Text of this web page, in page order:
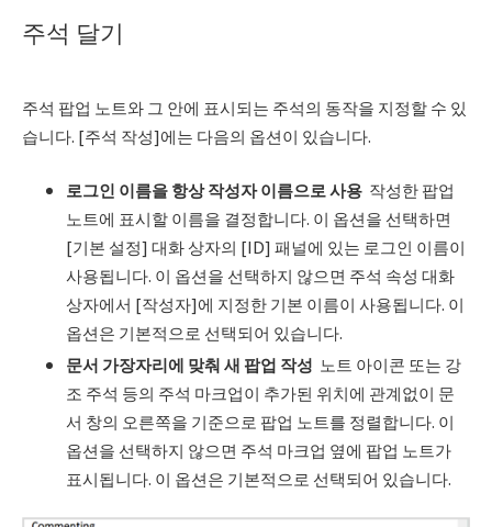
주석 달기
주석 팝업 노트와 그 안에 표시되는 주석의 동작을 지정할 수 있
습니다. [주석 작성]에는 다음의 옵션이 있습니다.
로그인 이름을 항상 작성자 이름으로 사용 작성한 팝업
노트에 표시할 이름을 결정합니다. 이 옵션을 선택하면
[기본 설정] 대화 상자의 [ID] 패널에 있는 로그인 이름이
사용됩니다. 이 옵션을 선택하지 않으면 주석 속성 대화
상자에서 [작성자]에 지정한 기본 이름이 사용됩니다. 이
옵션은 기본적으로 선택되어 있습니다.
문서 가장자리에 맞춰 새 팝업 작성 노트 아이콘 또는 강
조 주석 등의 주석 마크업이 추가된 위치에 관계없이 문
서 창의 오른쪽을 기준으로 팝업 노트를 정렬합니다. 이
옵션을 선택하지 않으면 주석 마크업 옆에 팝업 노트가
표시됩니다. 이 옵션은 기본적으로 선택되어 있습니다.